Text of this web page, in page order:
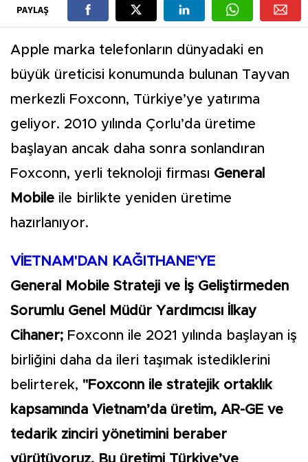
PAYLAŞ
Apple marka telefonların dünyadaki en
büyük üreticisi konumunda bulunan Tayvan
merkezli Foxconn, Türkiye’ye yatırıma
geliyor. 2010 yılında Çorlu’da üretime
başlayan ancak daha sonra sonlandıran
Foxconn, yerli teknoloji firması General
Mobile ile birlikte yeniden üretime
hazırlanıyor.
VİETNAM'DAN KAĞITHANE'YE
General Mobile Strateji ve İş Geliştirmeden
Sorumlu Genel Müdür Yardımcısı İlkay
Cihaner; Foxconn ile 2021 yılında başlayan iş
birliğini daha da ileri taşımak istediklerini
belirterek, "Foxconn ile stratejik ortaklık
kapsamında Vietnam’da üretim, AR-GE ve
tedarik zinciri yönetimini beraber